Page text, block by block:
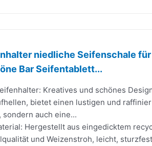
niedliche Seifenschale
Bar Seifentablett...
Kreatives und schönes
bietet einen lustigen und
sondern auch eine...
Hergestellt aus eingedicktem
und Weizenstroh, leicht,